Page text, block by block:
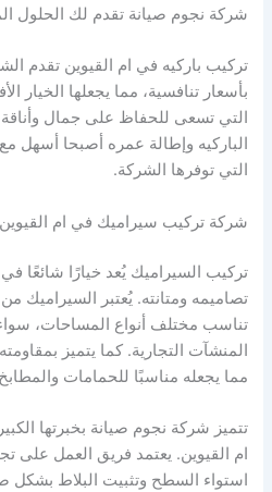
شركة نجوم صيانة تقدم لك الحلول
تركيب باركيه في ام القيوين تقدم
بأسعار تنافسية، مما يجعلها الخيار
التي تسعى للحفاظ على جمال وأناقة
الباركيه وإطالة عمره أصبحا أسهل
التي توفرها الشركة.
شركة تركيب سيراميك في ام القيوين
تركيب السيراميك يُعد خيارًا شائعًا
تصاميمه ومتانته. يُعتبر السيراميك
تناسب مختلف أنواع المساحات، سواء
المنشآت التجارية. كما يتميز
مما يجعله مناسبًا للحمامات
تتميز شركة نجوم صيانة بخبرتها
ام القيوين. يعتمد فريق العمل على
استواء السطح وتثبيت البلاط بشكل